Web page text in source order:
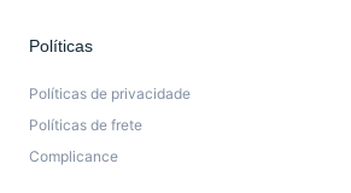
Políticas
Políticas de privacidade
Políticas de frete
Complicance